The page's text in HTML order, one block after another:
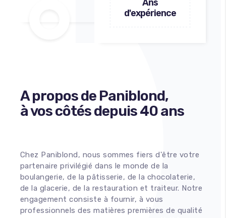
Ans
d'expérience
A propos de Paniblond,
à vos côtés depuis 40 ans
Chez Paniblond, nous sommes fiers d'être votre
partenaire privilégié dans le monde de la
boulangerie, de la pâtisserie, de la chocolaterie,
de la glacerie, de la restauration et traiteur. Notre
engagement consiste à fournir, à vous
professionnels des matières premières de qualité